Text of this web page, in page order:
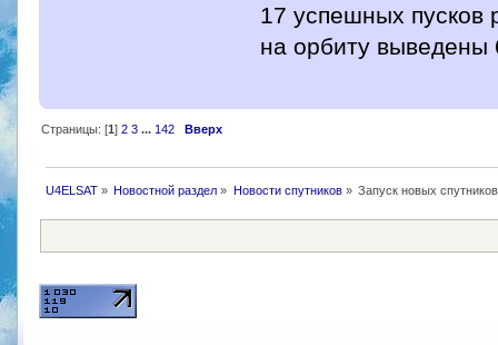
17 успешных пусков
на орбиту выведены
Страницы: [1] 2 3 ... 142 Вверх
U4ELSAT» Новостной раздел » Новости спутников» Запуск новых спутников